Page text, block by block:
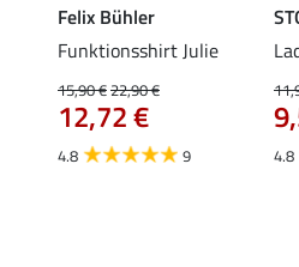
Felix Bühler
Funktionsshirt Julie
15,90 €22,90 €
12,72 €
4.8 9 4.8